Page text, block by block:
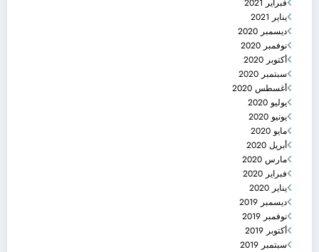
فبراير 2021
يناير 2021
ديسمبر 2020
نوفمبر 2020
أكتوبر 2020
سبتمبر 2020
أغسطس 2020
يوليو 2020
يونيو 2020
مايو 2020
أبريل 2020
مارس 2020
فبراير 2020
يناير 2020
ديسمبر 2019
نوفمبر 2019
أكتوبر 2019
سبتمبر 2019